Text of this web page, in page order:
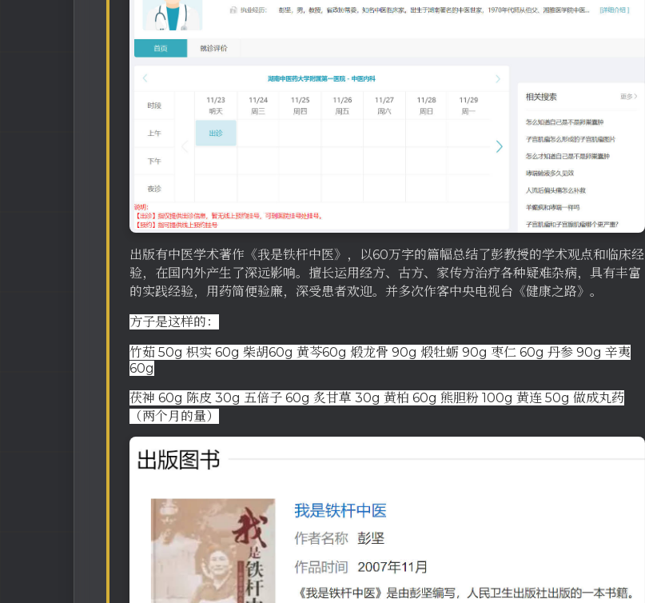
出版有中医学术著作《我是铁杆中医》，以60万字的篇幅总结了彭教授的学术观点和临床经
验，在国内外产生了深远影响。擅长运用经方、古方、家传方治疗各种疑难杂病，具有丰富
的实践经验，用药简便验廉，深受患者欢迎。并多次作客中央电视台《健康之路》。
方子是这样的：
竹茹 50g 枳实 60g 柴胡60g 黄芩60g 煅龙骨 90g 煅牡蛎 90g 枣仁 60g 丹参 90g 辛夷
60g
茯神 60g 陈皮 30g 五倍子 60g 炙甘草 30g 黄柏 60g 熊胆粉 100g 黄连 50g 做成丸药
（两个月的量）